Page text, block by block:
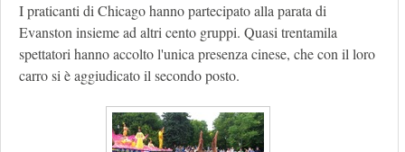
I praticanti di Chicago hanno partecipato alla parata di
Evanston insieme ad altri cento gruppi. Quasi trentamila
spettatori hanno accolto l'unica presenza cinese, che con il loro
carro si è aggiudicato il secondo posto.